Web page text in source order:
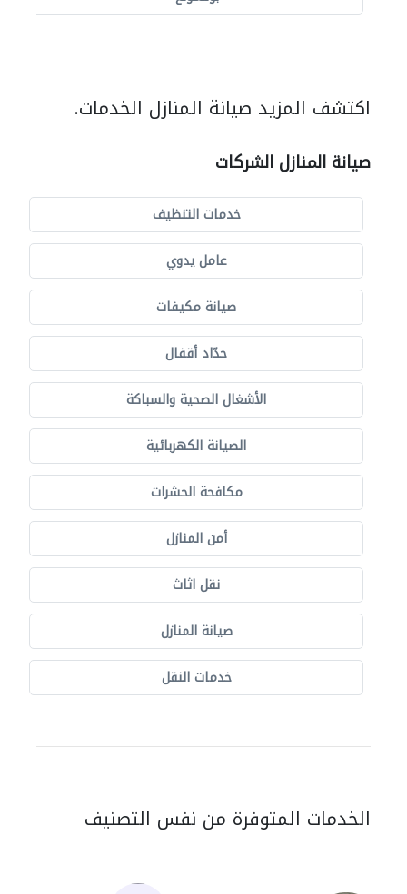
اكتشف المزيد صيانة المنازل الخدمات.
صيانة المنازل الشركات
خدمات التنظيف
عامل يدوي
صيانة مكيفات
حدّاد أقفال
الأشغال الصحية والسباكة
الصيانة الكهربائية
مكافحة الحشرات
أمن المنازل
نقل اثاث
صيانة المنازل
خدمات النقل
الخدمات المتوفرة من نفس التصنيف